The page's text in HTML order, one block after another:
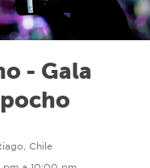
- Gala
Chile